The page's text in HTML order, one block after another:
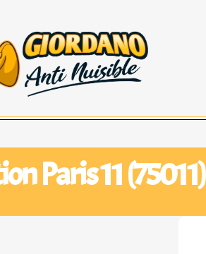
Paris 11 (75011)